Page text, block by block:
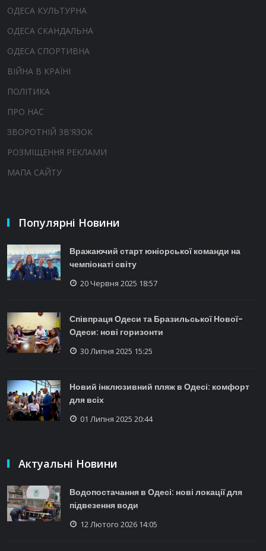
ОДЕСА КУЛЬТУРНА
ОДЕСА СКАНДАЛЬНА
ОДЕСА СПОРТИВНА
ВІЙНА В КРАЇНІ
ПОЛІТИКА
ПРО НАС
ЗВОРОТНІЙ ЗВ'ЯЗОК
РОЗМІЩЕННЯ РЕКЛАМИ
МАПА САЙТУ
Популярні Новини
Вражаючий старт юніорської команди на
чемпіонаті світу
20 Червня 2025 18:57
Співпраця Одеси та Бразильської Нової-
Одеси: нові горизонти
30 Липня 2025 15:25
Новий інклюзивний пляж в Одесі: комфорт
для всіх
01 Липня 2025 20:44
Актуальні Новини
Водопостачання в Одесі: нові локації для
підвезення води
12 Лютого 2026 14:05